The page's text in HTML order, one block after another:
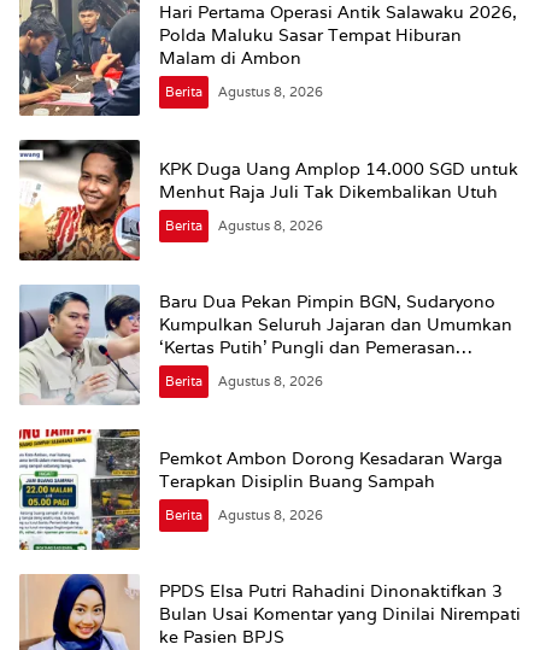
Hari Pertama Operasi Antik Salawaku 2026,
Polda Maluku Sasar Tempat Hiburan
Malam di Ambon
Berita Agustus 8, 2026
KPK Duga Uang Amplop 14.000 SGD untuk
Menhut Raja Juli Tak Dikembalikan Utuh
Berita Agustus 8, 2026
Baru Dua Pekan Pimpin BGN, Sudaryono
Kumpulkan Seluruh Jajaran dan Umumkan
‘Kertas Putih’ Pungli dan Pemerasan
Supplier harus Berhenti Sekarang
Berita Agustus 8, 2026
Pemkot Ambon Dorong Kesadaran Warga
Terapkan Disiplin Buang Sampah
Berita Agustus 8, 2026
PPDS Elsa Putri Rahadini Dinonaktifkan 3
Bulan Usai Komentar yang Dinilai Nirempati
ke Pasien BPJS